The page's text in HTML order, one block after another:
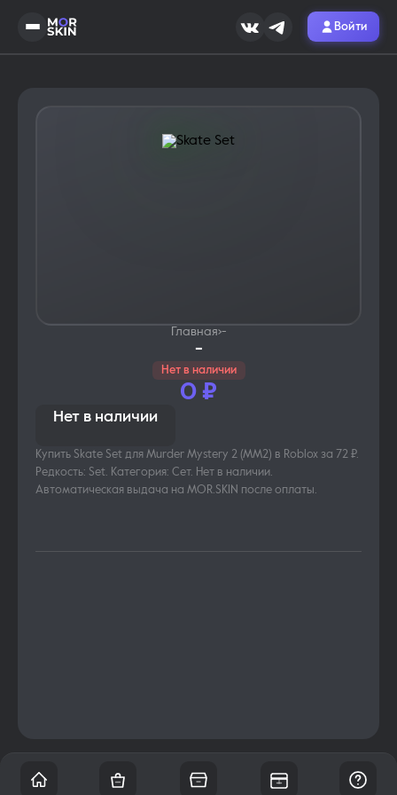
Войти
Главная›-
-
Нет в наличии
0 ₽
Нет в наличии
Купить Skate Set для Murder Mystery 2 (MM2) в Roblox за 72 ₽.
Редкость: Set. Категория: Сет. Нет в наличии.
Автоматическая выдача на MOR.SKIN после оплаты.